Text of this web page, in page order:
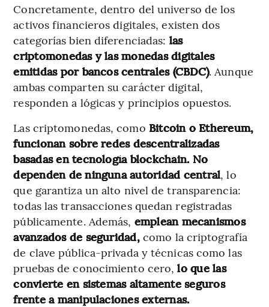
Concretamente, dentro del universo de los
activos financieros digitales, existen dos
categorías bien diferenciadas: las
criptomonedas y las monedas digitales
emitidas por bancos centrales (CBDC). Aunque
ambas comparten su carácter digital,
responden a lógicas y principios opuestos.
Las criptomonedas, como Bitcoin o Ethereum,
funcionan sobre redes descentralizadas
basadas en tecnología blockchain. No
dependen de ninguna autoridad central, lo
que garantiza un alto nivel de transparencia:
todas las transacciones quedan registradas
públicamente. Además, emplean mecanismos
avanzados de seguridad,como la criptografía
de clave pública-privada y técnicas como las
pruebas de conocimiento cero,lo que las
convierte en sistemas altamente seguros
frente a manipulaciones externas.